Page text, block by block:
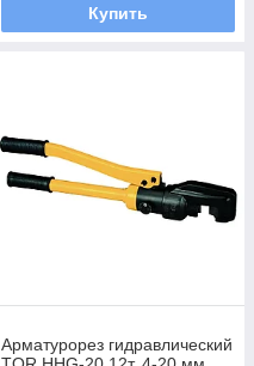
Купить
Арматурорез гидравлический